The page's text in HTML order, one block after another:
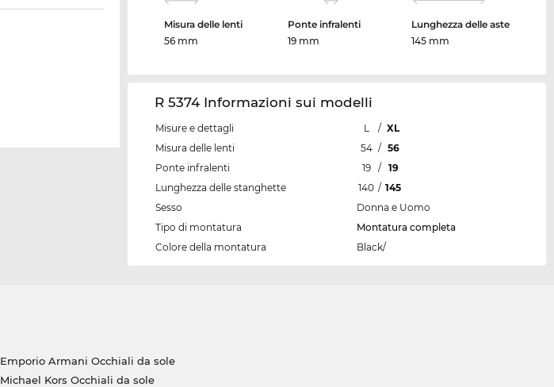
Misura delle lenti
56 mm
Ponte infralenti
19 mm
Lunghezza delle aste
145 mm
R 5374 Informazioni sui modelli
Misure e dettagli L / XL
Misura delle lenti
54 / 56
Ponte infralenti
19 / 19
Lunghezza delle stanghette
140 / 145
Sesso
Donna e Uomo
Tipo di montatura
Montatura completa
Colore della montatura
Black/
Emporio Armani Occhiali da sole
Michael Kors Occhiali da sole